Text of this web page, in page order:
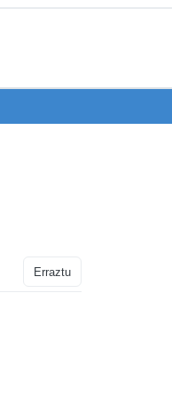
Erraztu